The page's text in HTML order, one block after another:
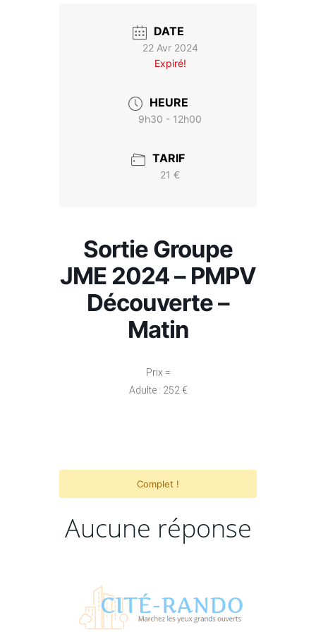
DATE
22 Avr 2024
Expiré!
HEURE
9h30 - 12h00
TARIF
21 €
Sortie Groupe
JME 2024 – PMPV
Découverte –
Matin
Prix =
Adulte : 252 €
Complet !
Aucune réponse